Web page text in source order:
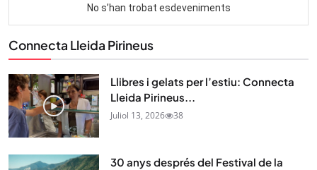
Connecta Lleida Pirineus
Llibres i gelats per l’estiu: Connecta
Lleida Pirineus...
Juliol 13, 2026 38
30 anys després del Festival de la